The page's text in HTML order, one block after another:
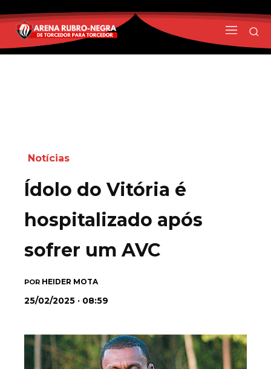
Notícias
Ídolo do Vitória é
hospitalizado após
sofrer um AVC
POR HEIDER MOTA
25/02/2025 · 08:59